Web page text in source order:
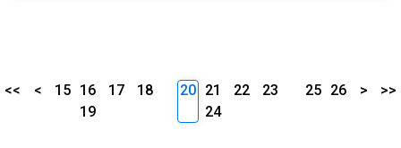
<< < 15 16 17
18
19
20 21 22
23
24
25 26 > >>